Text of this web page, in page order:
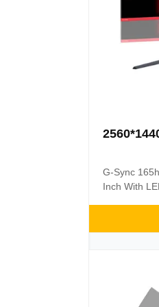
2560*1440
G-Sync
Inch With
2.46" X